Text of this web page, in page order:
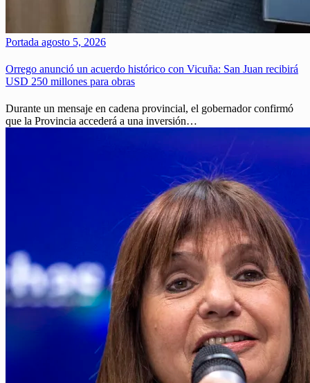
Portada agosto 5, 2026
Orrego anunció un acuerdo histórico con Vicuña: San Juan recibirá
USD 250 millones para obras
Durante un mensaje en cadena provincial, el gobernador confirmó
que la Provincia accederá a una inversión…